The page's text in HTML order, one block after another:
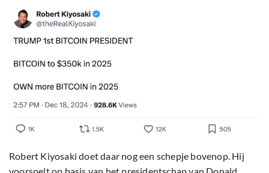
Robert Kiyosaki doet daar nog een schepje bovenop. Hij